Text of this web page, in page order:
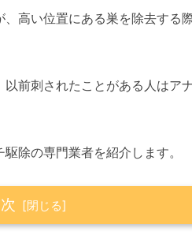
高い位置にある巣を除去する
前刺されたことがある人はア
除の専門業者を紹介します。